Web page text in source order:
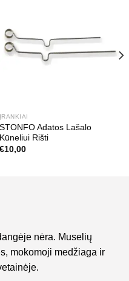
ĮRANKIAI
STONFO Adatos Lašalo
Kūneliui Rišti
€10,00
nėra. Muselių
mokomoji medžiaga ir